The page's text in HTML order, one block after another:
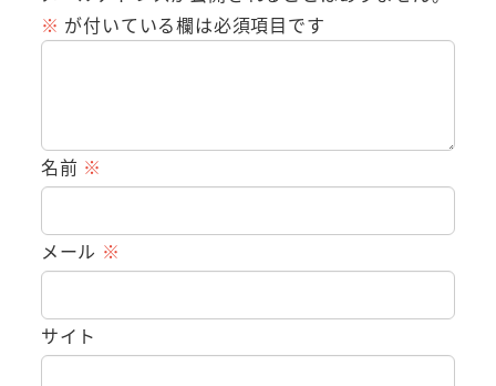
※ が付いている欄は必須項目です
名前 ※
メール ※
サイト